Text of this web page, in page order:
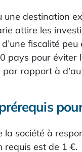
une destination
attire les
fiscalité
pays pour
rapport à
la société à
requis est de 1 €.